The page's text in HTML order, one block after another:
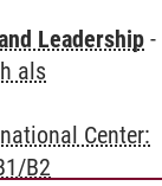
Leadership -
als
Center:
B2